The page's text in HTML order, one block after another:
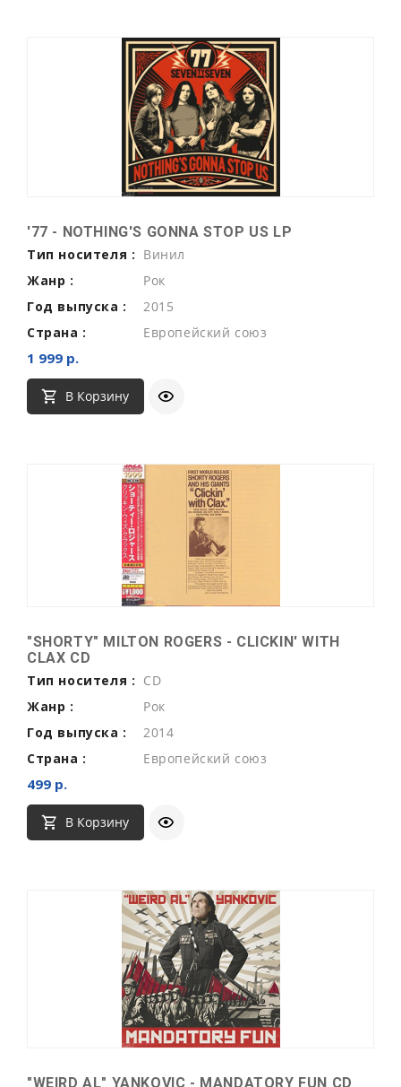
'77 - NOTHING'S GONNA STOP US LP
Тип носителя : Винил
Жанр :
Рок
Год выпуска :
2015
Страна :
Европейский союз
1 999 р.
В Корзину
"SHORTY" MILTON ROGERS - CLICKIN' WITH
CLAX CD
Тип носителя : CD
Жанр :
Рок
Год выпуска :
2014
Страна :
Европейский союз
499 р.
В Корзину
"WEIRD AL" YANKOVIC - MANDATORY FUN CD